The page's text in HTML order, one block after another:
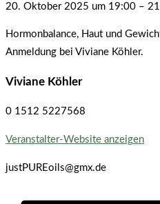
20. Oktober 2025 um 19:00 –
Hormonbalance, Haut und
Anmeldung bei Viviane Köhler.
Viviane Köhler
0 1512 5227568
Veranstalter-Website anzeigen
justPUREoils@gmx.de